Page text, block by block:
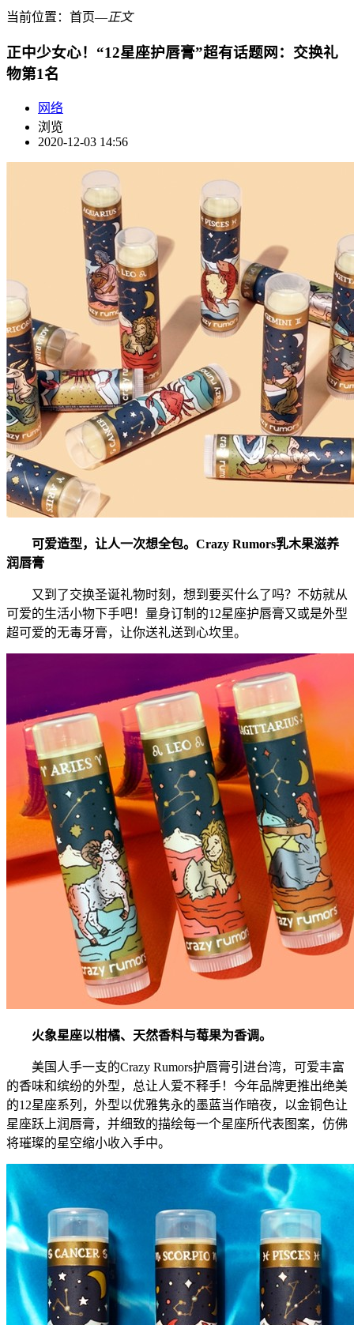
当前位置： 首页―正文
正中少女心！“12星座护唇膏”超有话题网：交换礼
物第1名
网络
浏览
2020-12-03 14:56
可爱造型，让人一次想全包。Crazy Rumors乳木果滋养
润唇膏
又到了交换圣诞礼物时刻，想到要买什么了吗？不妨就从
可爱的生活小物下手吧！量身订制的12星座护唇膏又或是外型
超可爱的无毒牙膏，让你送礼送到心坎里。
火象星座以柑橘、天然香料与莓果为香调。
美国人手一支的Crazy Rumors护唇膏引进台湾，可爱丰富
的香味和缤纷的外型，总让人爱不释手！今年品牌更推出绝美
的12星座系列，外型以优雅隽永的墨蓝当作暗夜，以金铜色让
星座跃上润唇膏，并细致的描绘每一个星座所代表图案，仿佛
将璀璨的星空缩小收入手中。